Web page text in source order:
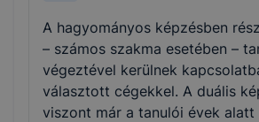
A hagyományos képzésben
– számos szakma esetében –
végeztével kerülnek
választott cégekkel. A duális
viszont már a tanulói évek alatt